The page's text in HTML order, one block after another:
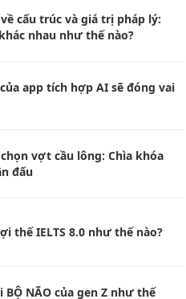
cấu trúc và giá trị pháp lý:
nhau như thế nào?
app tích hợp AI sẽ đóng vai
vợt cầu lông: Chìa khóa
đấu
thế IELTS 8.0 như thế nào?
NÃO của gen Z như thế